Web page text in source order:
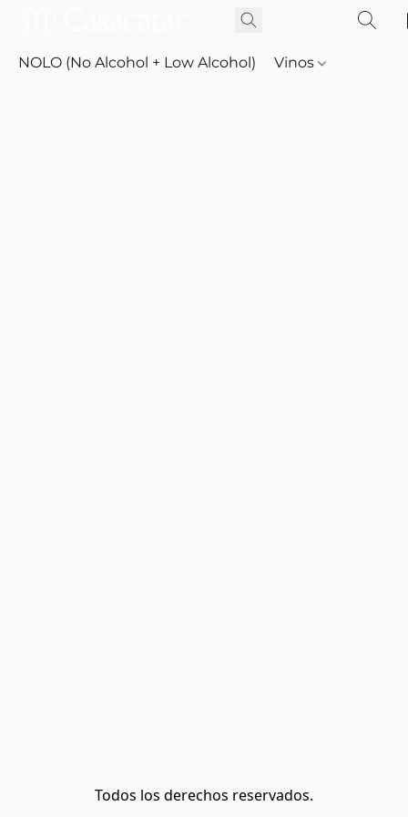
NOLO (No Alcohol + Low Alcohol) Vinos
Todos los derechos reservados.